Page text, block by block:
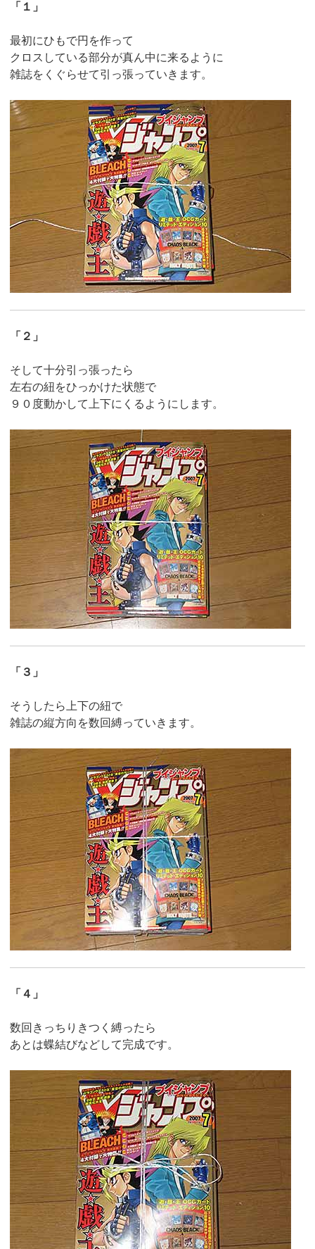
「１」
最初にひもで円を作って
クロスしている部分が真ん中に来るように
雑誌をくぐらせて引っ張っていきます。
「２」
そして十分引っ張ったら
左右の紐をひっかけた状態で
９０度動かして上下にくるようにします。
「３」
そうしたら上下の紐で
雑誌の縦方向を数回縛っていきます。
「４」
数回きっちりきつく縛ったら
あとは蝶結びなどして完成です。